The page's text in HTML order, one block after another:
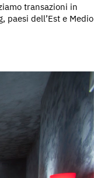
transazioni in
paesi dell’Est e Medio